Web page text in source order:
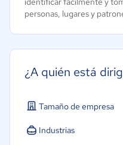
personas, lugares y
¿A quién está
Tamaño de empresa
Industrias